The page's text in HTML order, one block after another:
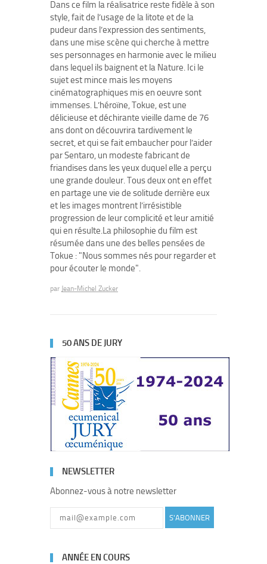
Dans ce film la réalisatrice reste fidèle à son
style, fait de l’usage de la litote et de la
pudeur dans l’expression des sentiments,
dans une mise scène qui cherche à mettre
ses personnages en harmonie avec le milieu
dans lequel ils baignent et la Nature. Ici le
sujet est mince mais les moyens
cinématographiques mis en oeuvre sont
immenses. L’héroïne, Tokue, est une
délicieuse et déchirante vieille dame de 76
ans dont on découvrira tardivement le
secret, et qui se fait embaucher pour l’aider
par Sentaro, un modeste fabricant de
friandises dans les yeux duquel elle a perçu
une grande douleur. Tous deux ont en effet
en partage une vie de solitude derrière eux
et les images montrent l’irrésistible
progression de leur complicité et leur amitié
qui en résulte.La philosophie du film est
résumée dans une des belles pensées de
Tokue : "Nous sommes nés pour regarder et
pour écouter le monde".
par Jean-Michel Zucker
50 ANS DE JURY
NEWSLETTER
Abonnez-vous à notre newsletter
S'ABONNER
ANNÉE EN COURS